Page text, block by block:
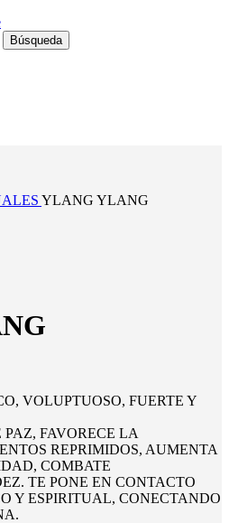
Búsqueda
YLANG YLANG
VOLUPTUOSO, FUERTE Y
FAVORECE LA
REPRIMIDOS, AUMENTA
COMBATE
TE PONE EN CONTACTO
Y ESPIRITUAL, CONECTANDO